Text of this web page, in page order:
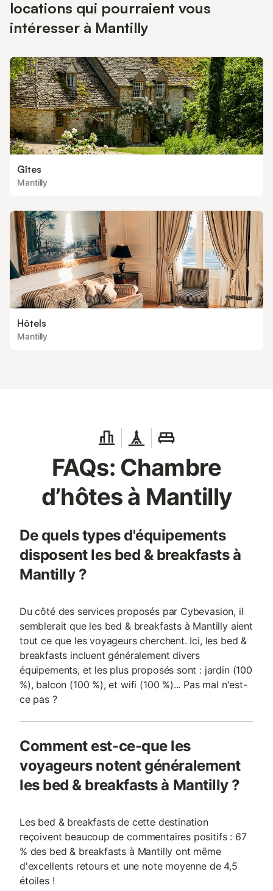
locations qui pourraient vous
intéresser à Mantilly
Gîtes
Mantilly
Hôtels
Mantilly
FAQs: Chambre
d’hôtes à Mantilly
De quels types d'équipements
disposent les bed & breakfasts à
Mantilly ?
Du côté des services proposés par Cybevasion, il
semblerait que les bed & breakfasts à Mantilly aient
tout ce que les voyageurs cherchent. Ici, les bed &
breakfasts incluent généralement divers
équipements, et les plus proposés sont : jardin (100
%), balcon (100 %), et wifi (100 %)... Pas mal n'est-
ce pas ?
Comment est-ce-que les
voyageurs notent généralement
les bed & breakfasts à Mantilly ?
Les bed & breakfasts de cette destination
reçoivent beaucoup de commentaires positifs : 67
% des bed & breakfasts à Mantilly ont même
d'excellents retours et une note moyenne de 4,5
étoiles !